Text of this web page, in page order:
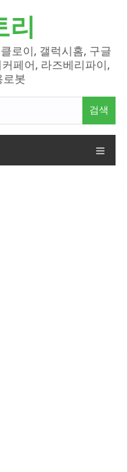
리
로이, 갤럭시홈, 구글
페어, 라즈베리파이,
로봇